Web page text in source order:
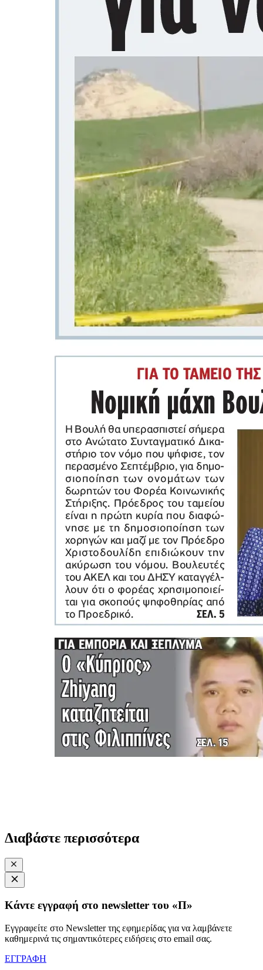
Διαβάστε περισσότερα
Κάντε εγγραφή στο newsletter του «Π»
Εγγραφείτε στο Newsletter της εφημερίδας για να λαμβάνετε
καθημερινά τις σημαντικότερες ειδήσεις στο email σας.
ΕΓΓΡΑΦΗ